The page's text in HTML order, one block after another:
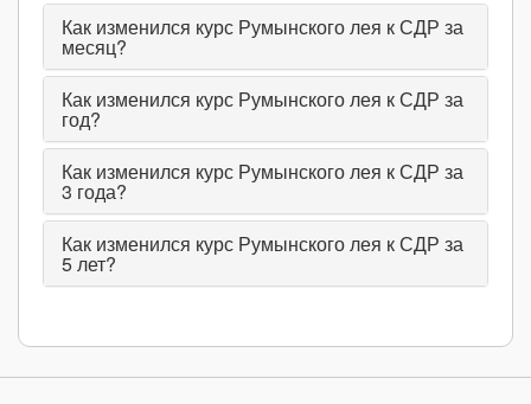
Как изменился курс Румынского лея к СДР за
месяц?
Как изменился курс Румынского лея к СДР за
год?
Как изменился курс Румынского лея к СДР за
3 года?
Как изменился курс Румынского лея к СДР за
5 лет?